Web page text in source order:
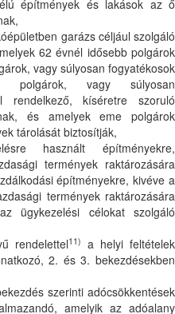
építmények és lakások az ő
garázs céljául szolgáló
62 évnél idősebb polgárok
vagy súlyosan fogyatékosok
polgárok, vagy súlyosan
rendelkező, kíséretre szoruló
és amelyek eme polgárok
tárolását biztosítják,
használt építményekre,
termények raktározására
építményekre, kivéve a
termények raktározására
ügykezelési célokat szolgáló
rendelettel11) a helyi feltételek
2. és 3. bekezdésekben
szerinti adócsökkentések
amelyik az adóalany